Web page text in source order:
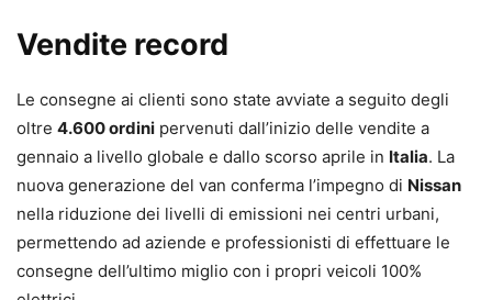
Vendite record
Le consegne ai clienti sono state avviate a seguito degli
oltre 4.600 ordini pervenuti dall’inizio delle vendite a
gennaio a livello globale e dallo scorso aprile in Italia. La
nuova generazione del van conferma l’impegno di Nissan
nella riduzione dei livelli di emissioni nei centri urbani,
permettendo ad aziende e professionisti di effettuare le
consegne dell’ultimo miglio con i propri veicoli 100%